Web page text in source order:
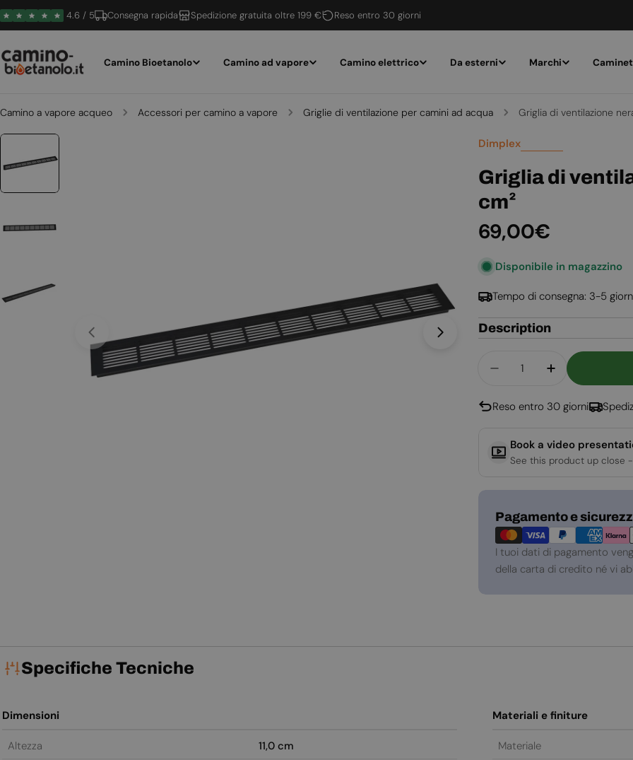
Vai
al
4.6 / 5 Consegna rapida Spedizione gratuita oltre 199 € Reso entro 30 giorni
Camino Bioetanolo Camino ad vapore Camino elettrico Da esterni Marchi
Camino a vapore acqueo Accessori per camino a vapore Griglie di ventilazione per camini ad acqua Griglia di ventilazione
Apri supporto 0 in modalità modale Apri supporto 1 in modalità
Dimplex
Griglia di
cm²
Prezzo
normale
69,00€
Disponibile in magazzino
Tempo di consegna: 3-5
Description
Diminuisci LaAumenta La
Reso entro 30 giorni
Book a video
See this product up close
Pagamento e
Metodi
di
pagamento
I tuoi dati di pagamento
della carta di credito né vi
Specifiche Tecniche
Dimensioni
Altezza
11,0 cm
Materiali e finiture
Materiale